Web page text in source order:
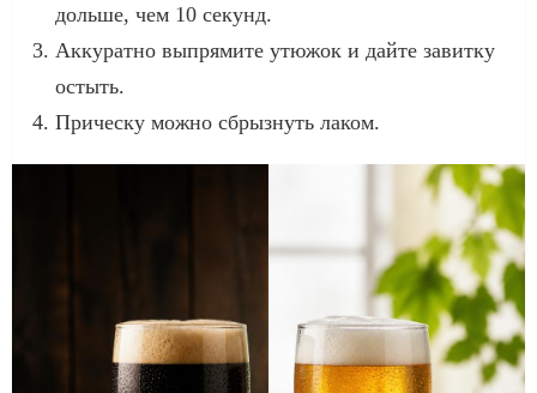
дольше, чем 10 секунд.
Аккуратно выпрямите утюжок и дайте завитку
остыть.
Прическу можно сбрызнуть лаком.